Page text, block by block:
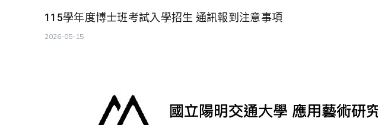
115學年度博士班考試入學招生 通訊報到注意事項
2026-05-15